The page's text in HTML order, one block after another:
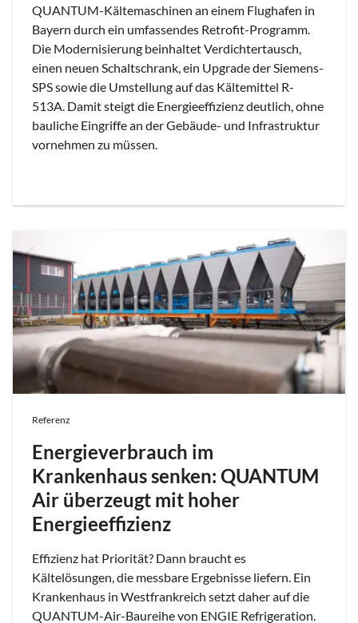
QUANTUM-Kältemaschinen an einem Flughafen in
Bayern durch ein umfassendes Retrofit-Programm.
Die Modernisierung beinhaltet Verdichtertausch,
einen neuen Schaltschrank, ein Upgrade der Siemens-
SPS sowie die Umstellung auf das Kältemittel R-
513A. Damit steigt die Energieeffizienz deutlich, ohne
bauliche Eingriffe an der Gebäude- und Infrastruktur
vornehmen zu müssen.
Referenz
Energieverbrauch im
Krankenhaus senken: QUANTUM
Air überzeugt mit hoher
Energieeffizienz
Effizienz hat Priorität? Dann braucht es
Kältelösungen, die messbare Ergebnisse liefern. Ein
Krankenhaus in Westfrankreich setzt daher auf die
QUANTUM-Air-Baureihe von ENGIE Refrigeration.